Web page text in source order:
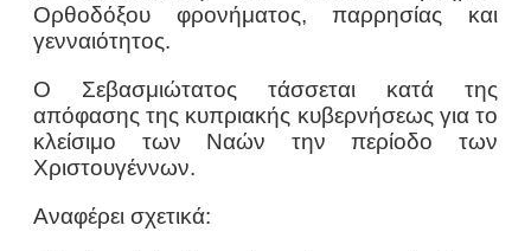
Ορθοδόξου φρονήματος, παρρησίας και
γενναιότητος.
Ο Σεβασμιώτατος τάσσεται κατά της
απόφασης της κυπριακής κυβερνήσεως για το
κλείσιμο των Ναών την περίοδο των
Χριστουγέννων.
Αναφέρει σχετικά: